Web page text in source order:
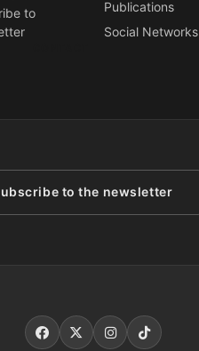
to
Publications
Social Networks
to the newsletter